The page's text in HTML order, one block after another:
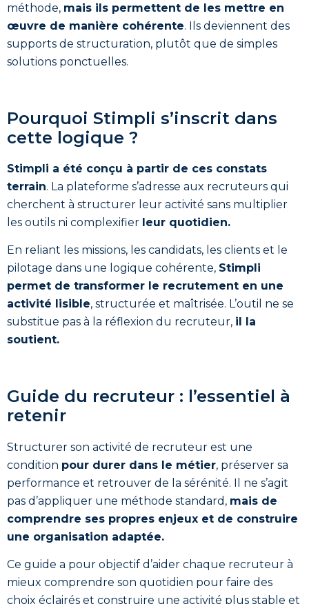
méthode, mais ils permettent de les mettre en
œuvre de manière cohérente. Ils deviennent des
supports de structuration, plutôt que de simples
solutions ponctuelles.
Pourquoi Stimpli s’inscrit dans
cette logique ?
Stimpli a été conçu à partir de ces constats
terrain. La plateforme s’adresse aux recruteurs qui
cherchent à structurer leur activité sans multiplier
les outils ni complexifier leur quotidien.
En reliant les missions, les candidats, les clients et le
pilotage dans une logique cohérente, Stimpli
permet de transformer le recrutement en une
activité lisible, structurée et maîtrisée. L’outil ne se
substitue pas à la réflexion du recruteur, il la
soutient.
Guide du recruteur : l’essentiel à
retenir
Structurer son activité de recruteur est une
condition pour durer dans le métier, préserver sa
performance et retrouver de la sérénité. Il ne s’agit
pas d’appliquer une méthode standard, mais de
comprendre ses propres enjeux et de construire
une organisation adaptée.
Ce guide a pour objectif d’aider chaque recruteur à
mieux comprendre son quotidien pour faire des
choix éclairés et construire une activité plus stable et